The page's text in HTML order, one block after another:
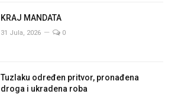
KRAJ MANDATA
31 Jula, 2026 0
Tuzlaku određen pritvor, pronađena
droga i ukradena roba